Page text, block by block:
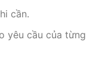
cần.
yêu cầu của từng